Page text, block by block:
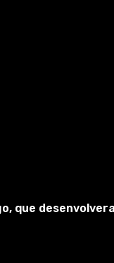
que